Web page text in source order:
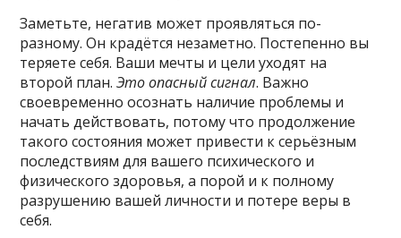
Заметьте, негатив может проявляться по-
разному. Он крадётся незаметно. Постепенно вы
теряете себя. Ваши мечты и цели уходят на
второй план.Это опасный сигнал. Важно
своевременно осознать наличие проблемы и
начать действовать, потому что продолжение
такого состояния может привести к серьёзным
последствиям для вашего психического и
физического здоровья, а порой и к полному
разрушению вашей личности и потере веры в
себя.